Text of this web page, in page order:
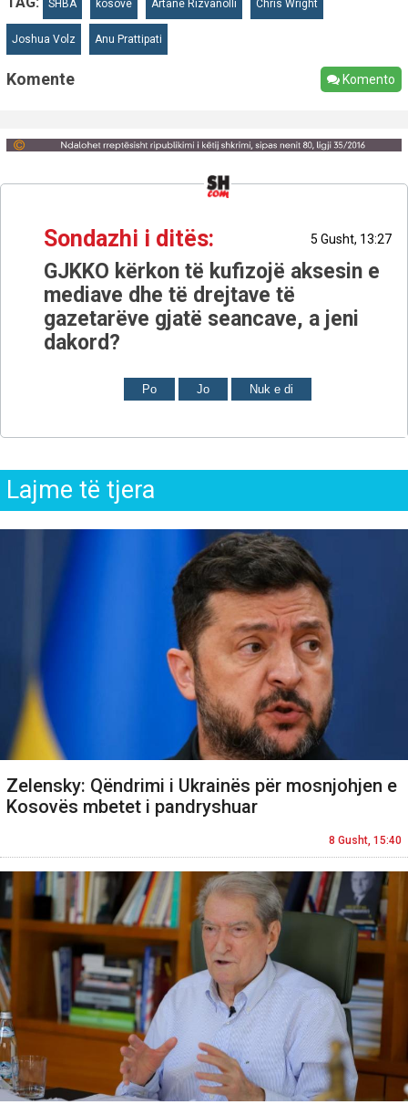
SHBA kosove Artane Rizvanolli Chris Wright
Joshua Volz Anu Prattipati
Komente Komento
Sondazhi i ditës: 5 Gusht, 13:27
GJKKO kërkon të kufizojë aksesin e
mediave dhe të drejtave të
gazetarëve gjatë seancave, a jeni
dakord?
Po Jo Nuk e di
Lajme të tjera
Zelensky: Qëndrimi i Ukrainës për mosnjohjen e
Kosovës mbetet i pandryshuar
8 Gusht, 15:40